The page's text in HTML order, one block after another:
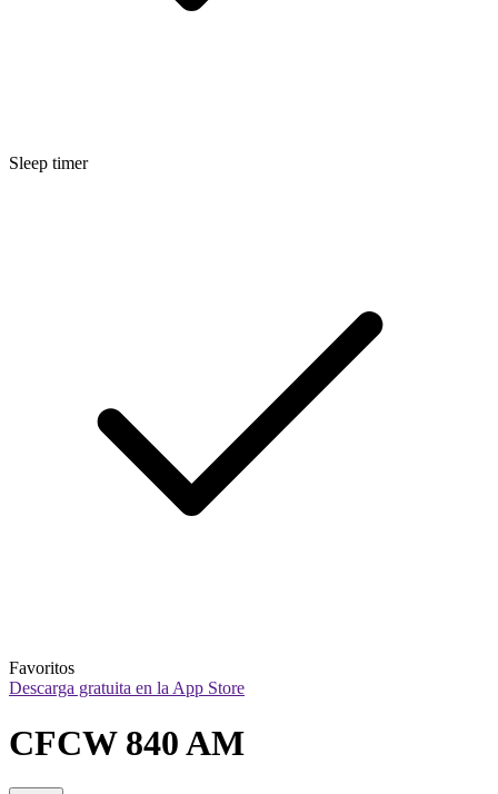
Sleep timer
Favoritos
Descarga gratuita en la App Store
CFCW 840 AM